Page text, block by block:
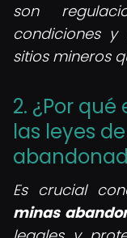
son
condiciones
sitios mineros
2. ¿Por
las leyes
Es crucial
minas